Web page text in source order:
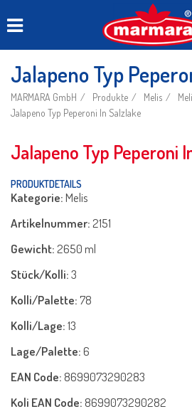
Jalapeno Typ
MARMARA GmbH Produkte Melis
Jalapeno Typ Peperoni In Salzlake
Jalapeno Typ Peperoni
PRODUKTDETAILS
Kategorie:Melis
Artikelnummer:2151
Gewicht:2650 ml
Stück/Kolli:3
Kolli/Palette:78
Kolli/Lage:13
Lage/Palette:6
EAN Code: 8699073290283
Koli EAN Code: 8699073290282